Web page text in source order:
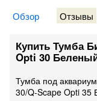
Обзор Отзывы
Купить Тумба
Opti 30
Тумба под
30/Q-Scape Opti 35